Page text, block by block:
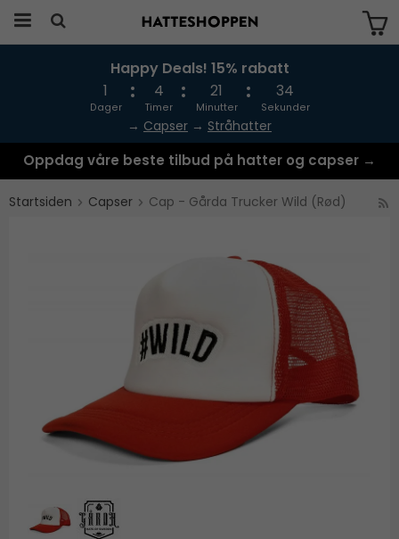
Produktet har blitt lagt til i handlekurven
Happy Deals! 15% rabatt
1
Dager
4
Timer
21
Minutter
34
Sekunder
→ Capser → Stråhatter
Oppdag våre beste tilbud på hatter og capser →
Startsiden Capser Cap - Gårda Trucker Wild (Rød)